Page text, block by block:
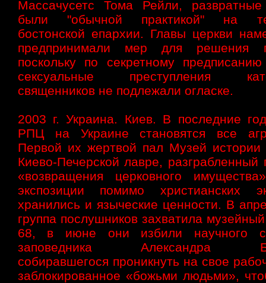
Массачусетс Тома Рейли, развратные
были "обычной практикой" на
бостонской епархии. Главы церкви
предпринимали мер для решения
поскольку по секретному
сексуальные преступления
священников не подлежали огласке.
2003 г. Украина. Киев. В последние
РПЦ на Украине становятся все
Первой их жертвой пал Музей истории
Киево-Печерской лавре, разграбленный
«возвращения церковного
экспозиции помимо христианских
хранились и языческие ценности. В
группа послушников захватила
68, в июне они избили научного
заповедника Александра
собиравшегося проникнуть на свое
заблокированное «божьми людьми»,